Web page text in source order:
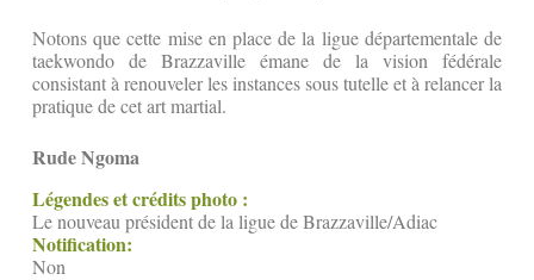
Notons que cette mise en place de la ligue départementale de
taekwondo de Brazzaville émane de la vision fédérale
consistant à renouveler les instances sous tutelle et à relancer la
pratique de cet art martial.
Rude Ngoma
Légendes et crédits photo :
Le nouveau président de la ligue de Brazzaville/Adiac
Notification:
Non